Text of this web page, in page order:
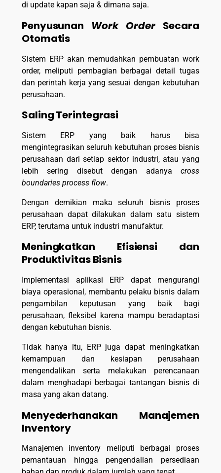
di update kapan saja & dimana saja.
Penyusunan Work OrderSecara
Otomatis
Sistem ERP akan memudahkan pembuatan work
order, meliputi pembagian berbagai detail tugas
dan perintah kerja yang sesuai dengan kebutuhan
perusahaan.
Saling Terintegrasi
Sistem ERP yang baik harus bisa
mengintegrasikan seluruh kebutuhan proses bisnis
perusahaan dari setiap sektor industri, atau yang
lebih sering disebut dengan adanya cross
boundaries process flow.
Dengan demikian maka seluruh bisnis proses
perusahaan dapat dilakukan dalam satu sistem
ERP, terutama untuk industri manufaktur.
Meningkatkan Efisiensi dan
Produktivitas Bisnis
Implementasi aplikasi ERP dapat mengurangi
biaya operasional, membantu pelaku bisnis dalam
pengambilan keputusan yang baik bagi
perusahaan, fleksibel karena mampu beradaptasi
dengan kebutuhan bisnis.
Tidak hanya itu, ERP juga dapat meningkatkan
kemampuan dan kesiapan perusahaan
mengendalikan serta melakukan perencanaan
dalam menghadapi berbagai tantangan bisnis di
masa yang akan datang.
Menyederhanakan Manajemen
Inventory
Manajemen inventory meliputi berbagai proses
pemantauan hingga pengendalian persediaan